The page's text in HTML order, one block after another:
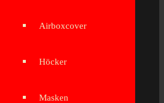
Airboxcover
Höcker
Masken